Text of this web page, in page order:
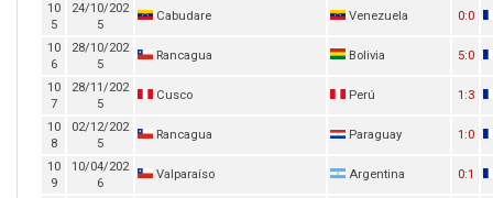
10
5
24/10/202
5
Cabudare Venezuela 0:0
10
6
28/10/202
5
Rancagua Bolivia 5:0
10
7
28/11/202
5
Cusco Perú 1:3
10
8
02/12/202
5
Rancagua Paraguay 1:0
10
9
10/04/202
6
Valparaíso Argentina 0:1